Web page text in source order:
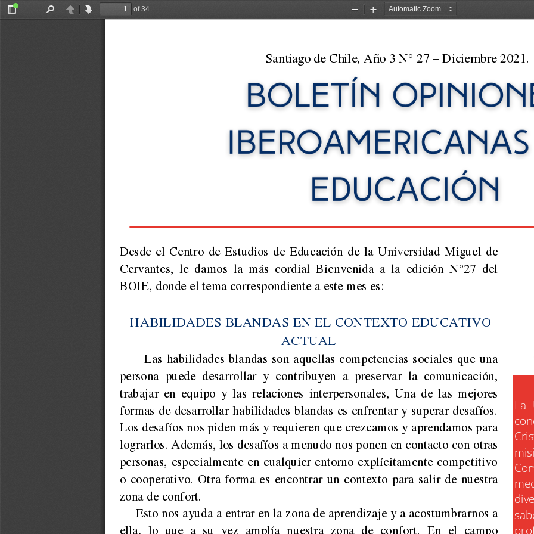
Toggle
PreviousNext
of 34
Zoom
Zoom
Desde el Centro de Estudios de Educación de la Universidad Miguel de
Cervantes,  le  damos  la  más  cordial  Bienvenida  a  la  edición  N°27  del
BOIE, donde el tema correspondiente a este mes es:
HABILIDADES BLANDAS EN EL CONTEXTO EDUCATIVO
ACTUAL
Las habilidades blandas son aquellas competencias sociales que una
persona  puede  desarrollar  y  contribuyen  a  preservar  la  comunicación,
trabajar en equipo y las relaciones interpersonales, Una de las mejores
formas de desarrollar habilidades blandas es enfrentar y superar desafíos.
Los desafíos nos piden más y requieren que crezcamos y aprendamos para
lograrlos. Además, los desafíos a menudo nos ponen en contacto con otras
personas, especialmente en cualquier entorno explícitamente competitivo
o cooperativo. Otra forma es encontrar un contexto para salir de nuestra
zona de confort.
Esto nos ayuda a entrar en la zona de aprendizaje y a acostumbrarnos a
ella,  lo  que  a  su  vez  amplía  nuestra  zona  de  confort.  En  el  campo
Santiago de Chile, Año 3 N° 27 – Diciembre 2021.
La